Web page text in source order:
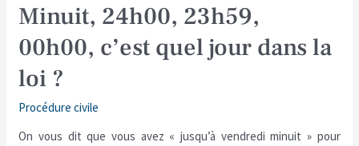
Minuit, 24h00, 23h59,
00h00, c’est quel jour dans la
loi ?
Procédure civile
On vous dit que vous avez « jusqu’à vendredi minuit » pour
loi
?